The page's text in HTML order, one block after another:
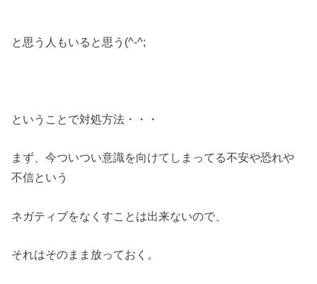
と思う人もいると思う(^-^;
ということで対処方法・・・
まず、今ついつい意識を向けてしまってる不安や恐れや
不信という
ネガティブをなくすことは出来ないので、
それはそのまま放っておく。